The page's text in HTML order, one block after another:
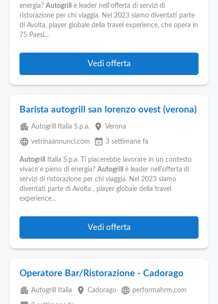
energia? Autogrill
è leader nell’offerta di servizi di
ristorazione per chi viaggia. Nel 2023 siamo diventati parte
di Avolta, player globale della travel experience, che opera in
75 Paesi...
Vedi offerta
Barista autogrill san lorenzo ovest (verona)
apartment Autogrill Italia S.p.a. place Verona
language vetrinaannunci.com event_available 3 settimane fa
Autogrill
Italia S.p.a. Ti piacerebbe lavorare in un contesto
vivace e pieno di energia? Autogrill
è leader nell'offerta di
servizi di ristorazione per chi viaggia. Nel 2023 siamo
diventati parte di Avolta , player globale della travel
experience...
Vedi offerta
Operatore Bar/Ristorazione - Cadorago
apartment Autogrill Italia place Cadorago language performahrm.com